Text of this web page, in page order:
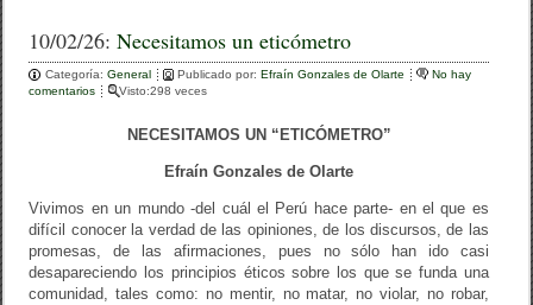
c
e
o
k
tt
er
m
p
ar
tir
10/02/26:Necesitamos un eticómetro
Categoría:General Publicado por:Efraín Gonzales de Olarte
No hay
comentarios
Visto:298 veces
NECESITAMOS UN “ETICÓMETRO”
Efraín Gonzales de Olarte
Vivimos en un mundo -del cuál el Perú hace parte- en el que es
difícil conocer la verdad de las opiniones, de los discursos, de las
promesas, de las afirmaciones, pues no sólo han ido casi
desapareciendo los principios éticos sobre los que se funda una
comunidad, tales como: no mentir, no matar, no violar, no robar,